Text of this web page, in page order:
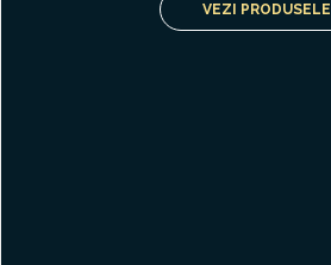
VEZI PRODUSELE